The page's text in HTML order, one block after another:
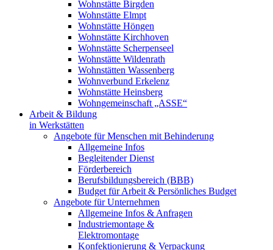
Wohnstätte Birgden
Wohnstätte Elmpt
Wohnstätte Höngen
Wohnstätte Kirchhoven
Wohnstätte Scherpenseel
Wohnstätte Wildenrath
Wohnstätten Wassenberg
Wohnverbund Erkelenz
Wohnstätte Heinsberg
Wohngemeinschaft „ASSE“
Arbeit & Bildung
in Werkstätten
Angebote für Menschen mit Behinderung
Allgemeine Infos
Begleitender Dienst
Förderbereich
Berufsbildungsbereich (BBB)
Budget für Arbeit & Persönliches Budget
Angebote für Unternehmen
Allgemeine Infos & Anfragen
Industriemontage &
Elektromontage
Konfektionierung & Verpackung